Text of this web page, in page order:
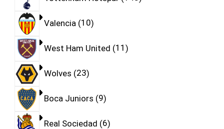
Valencia 10
West Ham United 11
Wolves 23
Boca Juniors 9
Real Sociedad 6